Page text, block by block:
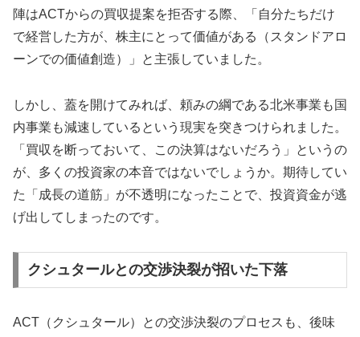
陣はACTからの買収提案を拒否する際、「自分たちだけ
で経営した方が、株主にとって価値がある（スタンドアロ
ーンでの価値創造）」と主張していました。
しかし、蓋を開けてみれば、頼みの綱である北米事業も国
内事業も減速しているという現実を突きつけられました。
「買収を断っておいて、この決算はないだろう」というの
が、多くの投資家の本音ではないでしょうか。期待してい
た「成長の道筋」が不透明になったことで、投資資金が逃
げ出してしまったのです。
クシュタールとの交渉決裂が招いた下落
ACT（クシュタール）との交渉決裂のプロセスも、後味